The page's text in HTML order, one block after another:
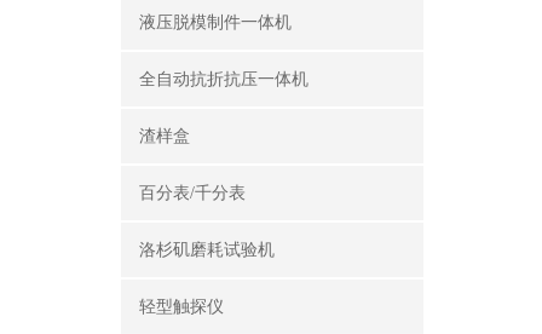
液压脱模制件一体机
全自动抗折抗压一体机
渣样盒
百分表/千分表
洛杉矶磨耗试验机
轻型触探仪